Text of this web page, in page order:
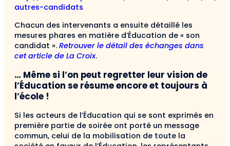
autres-candidats
Chacun des intervenants a ensuite détaillé les
mesures phares en matière d’Éducation de « son
candidat ». Retrouver le détail des échanges dans
cet article de La Croix.
… Même si l’on peut regretter leur vision de
l’Éducation se résume encore et toujours à
l’école !
Si les acteurs de l’Éducation qui se sont exprimés en
première partie de soirée ont porté un message
commun, celui de la mobilisation de toute la